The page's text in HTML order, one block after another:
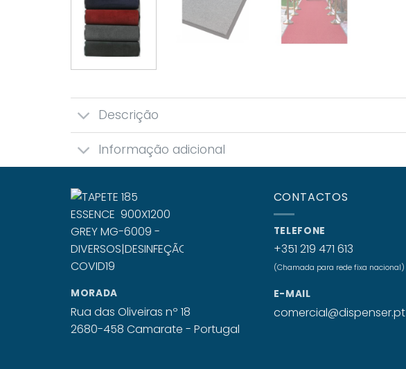
Descrição
Informação adicional
MORADA
Rua das Oliveiras nº 18
2680-458 Camarate - Portugal
CONTACTOS
TELEFONE
+351 219 471 613
(Chamada para rede fixa nacional)
E-MAIL
comercial@dispenser.pt